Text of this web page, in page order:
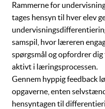
Rammerne for
tages hensyn til hver elev
samspil, hvor læreren
spørgsmål og opfordrer
aktivt i læringsprocessen.
Gennem hyppig feedback
opgaverne, enten
hensyntagen til